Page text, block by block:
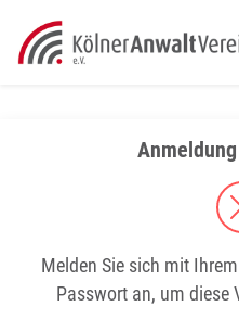
content
Melden Sie sich mit
Passwort an, um diese